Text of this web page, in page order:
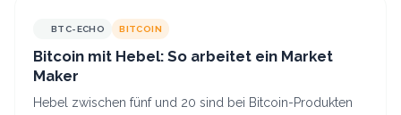
BTC-ECHO BITCOIN
Bitcoin mit Hebel: So arbeitet ein Market
Maker
Hebel zwischen fünf und 20 sind bei Bitcoin-Produkten